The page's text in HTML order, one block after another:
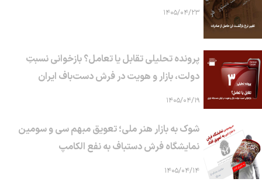
۱۴۰۵/۰۴/۲۳
پرونده تحلیلی تقابل یا تعامل؟ بازخوانی نسبتِ
دولت، بازار و هویت در فرش دست‌باف ایران
۱۴۰۵/۰۴/۱۹
شوک به بازار هنر ملی؛ تعویق مبهم سی و سومین
نمایشگاه فرش دستباف به نفع الکامپ
۱۴۰۵/۰۴/۱۴